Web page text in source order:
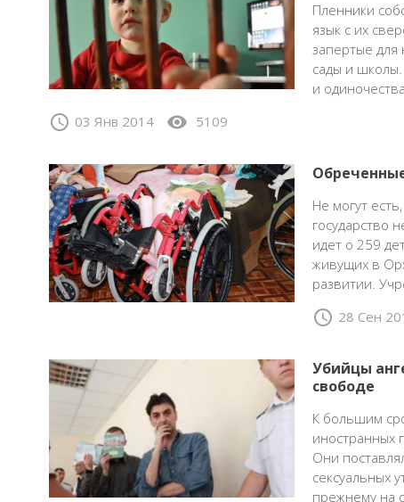
Пленники
язык с их
запертые для
сады и
и
schedule 03 Янв 2014 visibility 5109
Не могут
государство
идет о 259
живущих в
развитии.
schedule 28 Сен
Убийцы
свободе
К большим
иностранных
Они
сексуальных
прежнему на